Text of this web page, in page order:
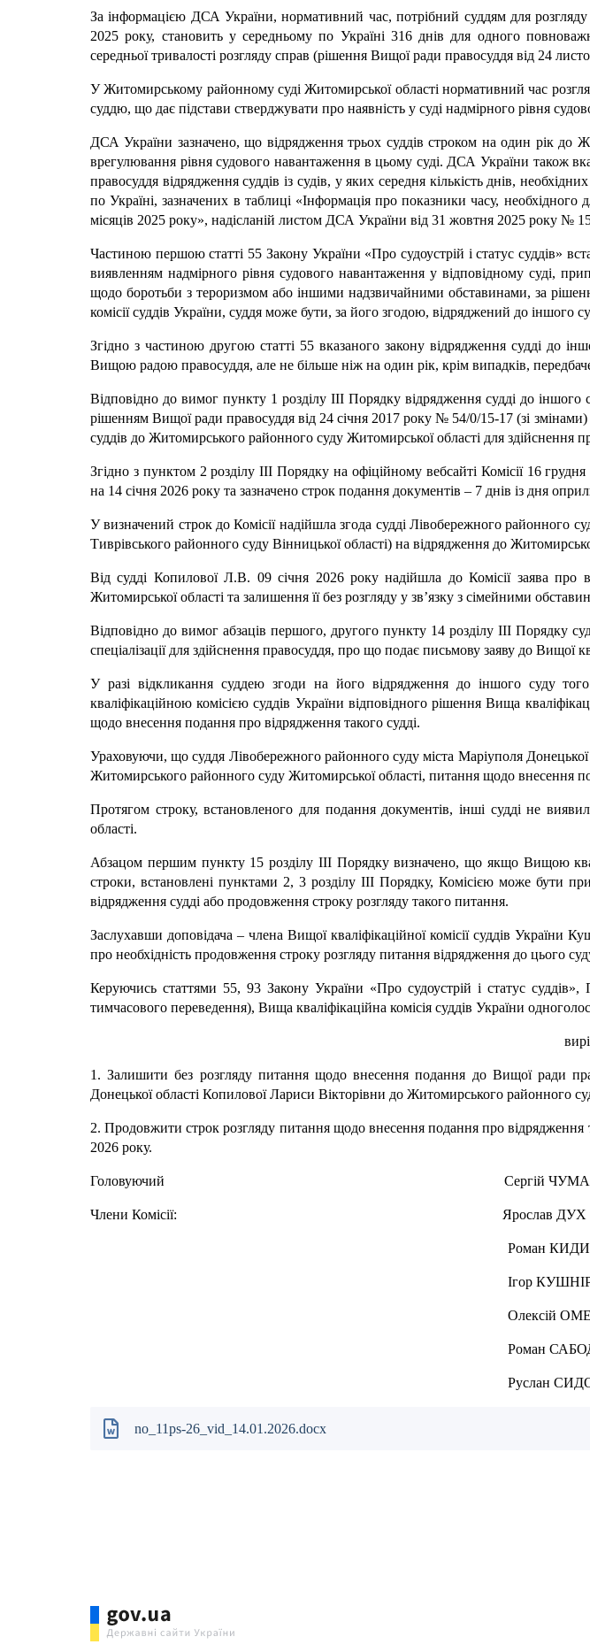
За інформацією ДСА України, нормативний час, потрібний суддям для
2025 року, становить у середньому по Україні 316 днів для одного
середньої тривалості розгляду справ (рішення Вищої ради правосуддя від 24
У Житомирському районному суді Житомирської області нормативний час
суддю, що дає підстави стверджувати про наявність у суді надмірного рівня
ДСА України зазначено, що відрядження трьох суддів строком на один рік до
врегулювання рівня судового навантаження в цьому суді. ДСА України також
правосуддя відрядження суддів із судів, у яких середня кількість днів,
по Україні, зазначених в таблиці «Інформація про показники часу, необхідного
місяців 2025 року», надісланій листом ДСА України від 31 жовтня 2025 року №
Частиною першою статті 55 Закону України «Про судоустрій і статус суддів»
виявленням надмірного рівня судового навантаження у відповідному суді,
щодо боротьби з тероризмом або іншими надзвичайними обставинами, за
комісії суддів України, суддя може бути, за його згодою, відряджений до іншого
Згідно з частиною другою статті 55 вказаного закону відрядження судді до
Вищою радою правосуддя, але не більше ніж на один рік, крім випадків,
Відповідно до вимог пункту 1 розділу III Порядку відрядження судді до іншого
рішенням Вищої ради правосуддя від 24 січня 2017 року № 54/0/15-17 (зі
суддів до Житомирського районного суду Житомирської області для здійснення
Згідно з пунктом 2 розділу III Порядку на офіційному вебсайті Комісії 16
на 14 січня 2026 року та зазначено строк подання документів – 7 днів із дня
У визначений строк до Комісії надійшла згода судді Лівобережного районного
Тиврівського районного суду Вінницької області) на відрядження до
Від судді Копилової Л.В. 09 січня 2026 року надійшла до Комісії заява про
Житомирської області та залишення її без розгляду у зв’язку з сімейними
Відповідно до вимог абзаців першого, другого пункту 14 розділу ІІІ Порядку
спеціалізації для здійснення правосуддя, про що подає письмову заяву до Вищої
У разі відкликання суддею згоди на його відрядження до іншого суду
кваліфікаційною комісією суддів України відповідного рішення Вища
щодо внесення подання про відрядження такого судді.
Ураховуючи, що суддя Лівобережного районного суду міста Маріуполя
Житомирського районного суду Житомирської області, питання щодо внесення
Протягом строку, встановленого для подання документів, інші судді не
області.
Абзацом першим пункту 15 розділу ІІІ Порядку визначено, що якщо Вищою
строки, встановлені пунктами 2, 3 розділу ІІІ Порядку, Комісією може бути
відрядження судді або продовження строку розгляду такого питання.
Заслухавши доповідача – члена Вищої кваліфікаційної комісії суддів
про необхідність продовження строку розгляду питання відрядження до цього
Керуючись статтями 55, 93 Закону України «Про судоустрій і статус суддів»,
тимчасового переведення), Вища кваліфікаційна комісія суддів України
1. Залишити без розгляду питання щодо внесення подання до Вищої ради
Донецької області Копилової Лариси Вікторівни до Житомирського районного
2. Продовжити строк розгляду питання щодо внесення подання про
2026 року.
Головуючий Сергій
Члени Комісії: Ярослав ДУХ
Роман
Ігор
Олексій
Роман
Руслан
no_11ps-26_vid_14.01.2026.docx